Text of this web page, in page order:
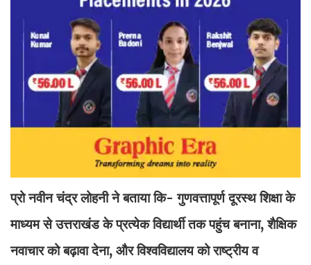
प्रो नवीन चंद्र लोहनी ने बताया कि- गुणवत्तापूर्ण दूरस्थ शिक्षा के
माध्यम से उत्तराखंड के प्रत्येक विद्यार्थी तक पहुंच बनाना, शैक्षिक
नवाचार को बढ़ावा देना, और विश्वविद्यालय को राष्ट्रीय व